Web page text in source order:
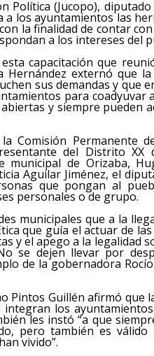
Política (Jucopo),
los ayuntamientos las
la finalidad de contar
a los intereses del
capacitación que
Hernández externó que
sus demandas y que
para coadyuvar
y siempre pueden
Comisión Permanente
del Distrito XX
municipal de Orizaba,
Aguilar Jiménez, el
que pongan al
personales o de grupo.
municipales que a la
que guía el actuar de
y el apego a la legalidad
se dejen llevar por
de la gobernadora
Pintos Guillén afirmó que
los
les instó “a que
pero también es válido
vivido”.